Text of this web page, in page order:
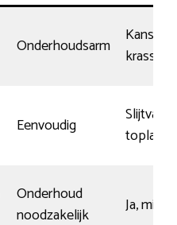
Onderhoudsarm
Kans op
krassen
Eenvoudig
Slijtvaste
toplaag
Onderhoud
noodzakelijk
Ja, mits